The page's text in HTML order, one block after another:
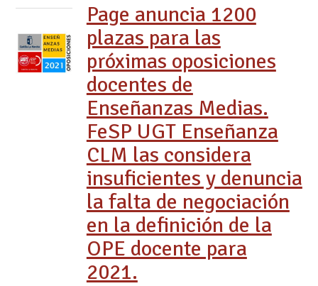
Page anuncia 1200
plazas para las
próximas oposiciones
docentes de
Enseñanzas Medias.
FeSP UGT Enseñanza
CLM las considera
insuficientes y denuncia
la falta de negociación
en la definición de la
OPE docente para
2021.